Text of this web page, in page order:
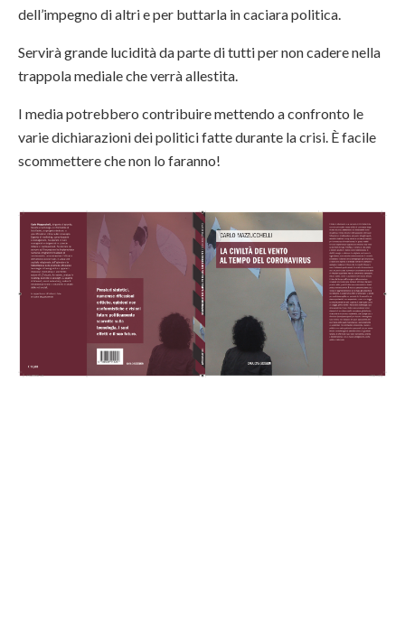
dell’impegno di altri e per buttarla in caciara politica.
Servirà grande lucidità da parte di tutti per non cadere nella
trappola mediale che verrà allestita.
I media potrebbero contribuire mettendo a confronto le
varie dichiarazioni dei politici fatte durante la crisi. È facile
scommettere che non lo faranno!